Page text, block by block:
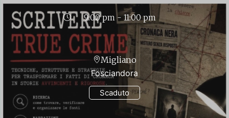
Scaduto
9:00 pm - 11:00 pm
Migliano
Fosciandora